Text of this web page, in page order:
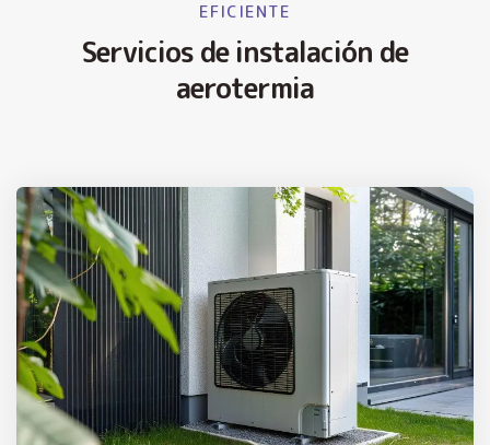
EFICIENTE
Servicios de instalación de
aerotermia